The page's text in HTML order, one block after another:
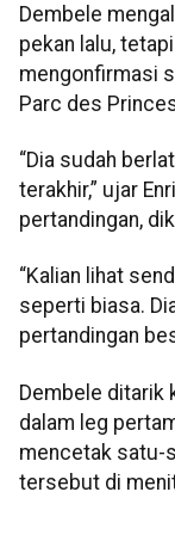
Dembele
pekan lalu,
mengonfirmasi
Parc des
“Dia sudah
terakhir,” ujar
pertandingan,
“Kalian lihat
seperti biasa.
pertandingan
Dembele ditarik
dalam leg
mencetak satu-
tersebut di